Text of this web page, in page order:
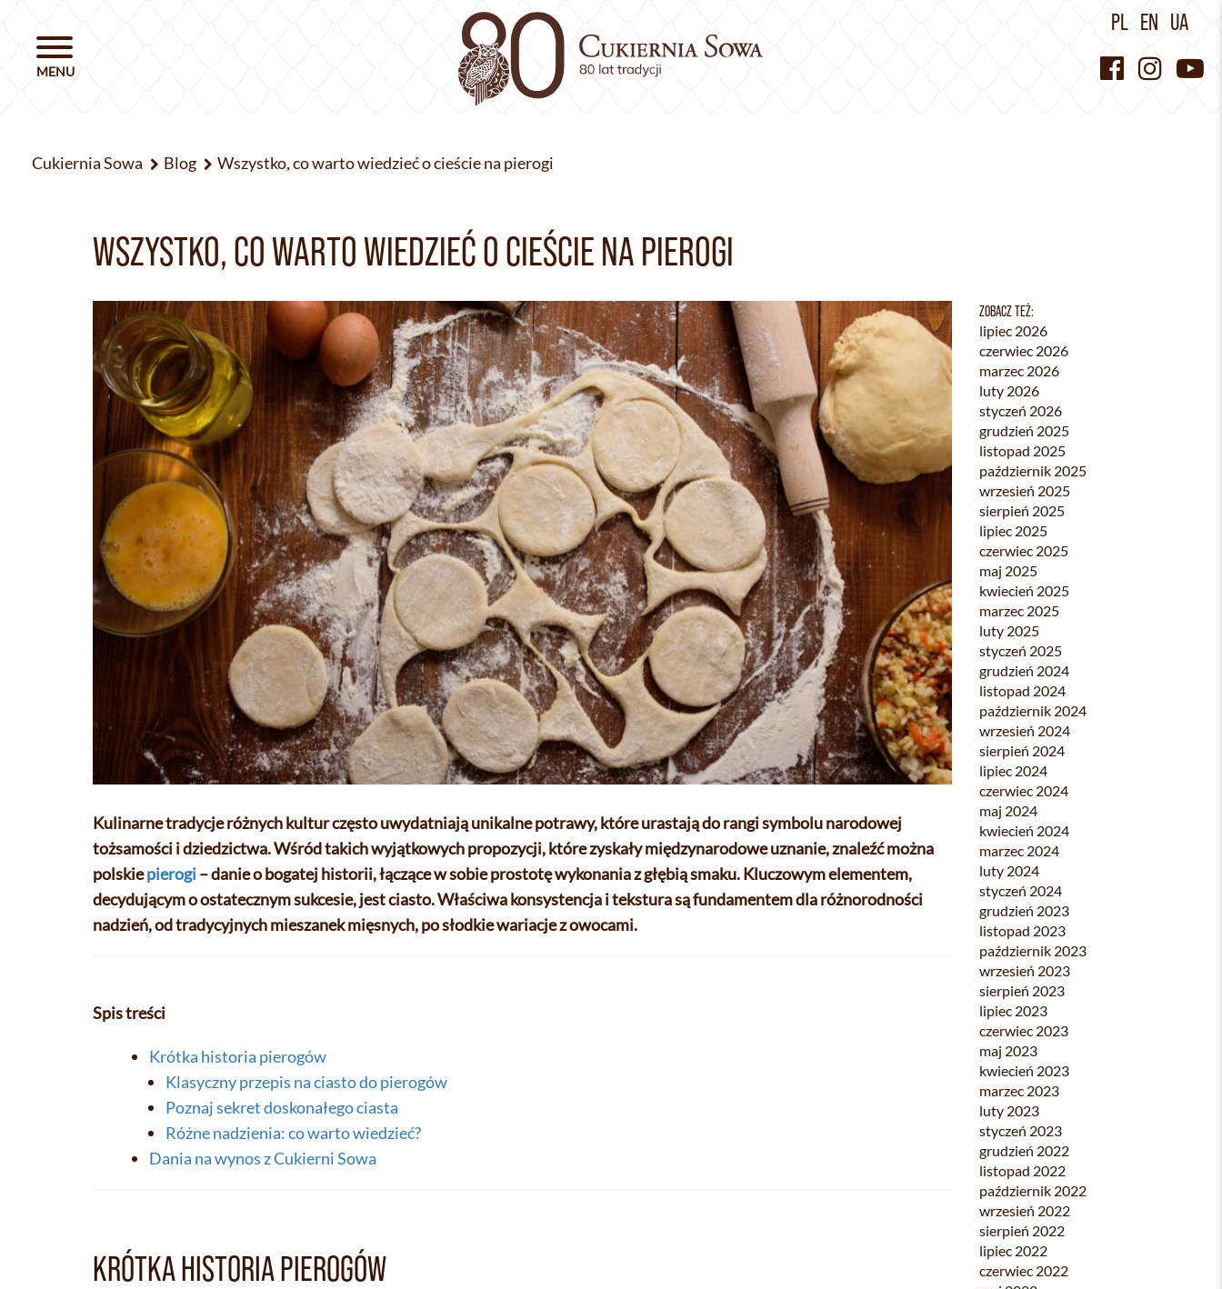
PL EN UA
Cukiernia Sowa Blog Wszystko, co warto wiedzieć o cieście na pierogi
WSZYSTKO, CO WARTO WIEDZIEĆ O CIEŚCIE NA PIEROGI
Kulinarne tradycje różnych kultur często uwydatniają unikalne potrawy, które urastają do rangi symbolu narodowej
tożsamości i dziedzictwa. Wśród takich wyjątkowych propozycji, które zyskały międzynarodowe uznanie, znaleźć można
polskiepierogi– danie o bogatej historii, łączące w sobie prostotę wykonania z głębią smaku. Kluczowym elementem,
decydującym o ostatecznym sukcesie, jest ciasto. Właściwa konsystencja i tekstura są fundamentem dla różnorodności
nadzień, od tradycyjnych mieszanek mięsnych, po słodkie wariacje z owocami.
Spis treści
Krótka historia pierogów
Klasyczny przepis na ciasto do pierogów
Poznaj sekret doskonałego ciasta
Różne nadzienia: co warto wiedzieć?
Dania na wynos z Cukierni Sowa
KRÓTKA HISTORIA PIEROGÓW
ZOBACZ TEŻ:
lipiec 2026
czerwiec 2026
marzec 2026
luty 2026
styczeń 2026
grudzień 2025
listopad 2025
październik 2025
wrzesień 2025
sierpień 2025
lipiec 2025
czerwiec 2025
maj 2025
kwiecień 2025
marzec 2025
luty 2025
styczeń 2025
grudzień 2024
listopad 2024
październik 2024
wrzesień 2024
sierpień 2024
lipiec 2024
czerwiec 2024
maj 2024
kwiecień 2024
marzec 2024
luty 2024
styczeń 2024
grudzień 2023
listopad 2023
październik 2023
wrzesień 2023
sierpień 2023
lipiec 2023
czerwiec 2023
maj 2023
kwiecień 2023
marzec 2023
luty 2023
styczeń 2023
grudzień 2022
listopad 2022
październik 2022
wrzesień 2022
sierpień 2022
lipiec 2022
czerwiec 2022